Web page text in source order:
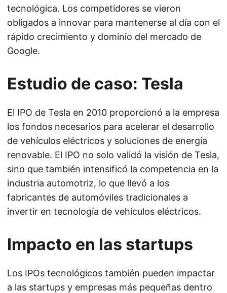
tecnológica. Los competidores se vieron
obligados a innovar para mantenerse al día con el
rápido crecimiento y dominio del mercado de
Google.
Estudio de caso: Tesla
El IPO de Tesla en 2010 proporcionó a la empresa
los fondos necesarios para acelerar el desarrollo
de vehículos eléctricos y soluciones de energía
renovable. El IPO no solo validó la visión de Tesla,
sino que también intensificó la competencia en la
industria automotriz, lo que llevó a los
fabricantes de automóviles tradicionales a
invertir en tecnología de vehículos eléctricos.
Impacto en las startups
Los IPOs tecnológicos también pueden impactar
a las startups y empresas más pequeñas dentro